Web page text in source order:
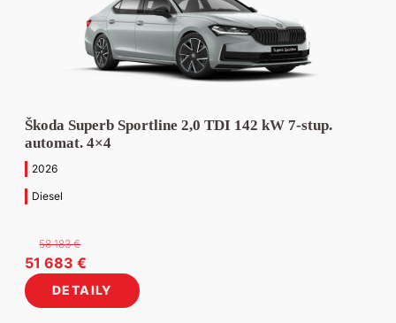
Škoda Superb Sportline 2,0 TDI 142 kW 7-stup.
automat. 4×4
2026
Diesel
58 183€
Pôvodná
cena
bola:
51 683 €Aktuálna
cena
je:
DETAILY